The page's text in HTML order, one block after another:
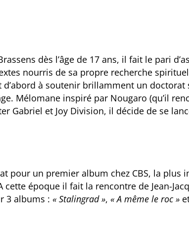
dès l’âge de 17 ans, il fait le pari
nourris de sa propre recherche
à soutenir brillamment un doctorat
Mélomane inspiré par Nougaro (qu’il
Gabriel et Joy Division, il décide de se
pour un premier album chez CBS, la plus
cette époque il fait la rencontre de Jean-
3 albums :« Stalingrad »,« A même le roc »